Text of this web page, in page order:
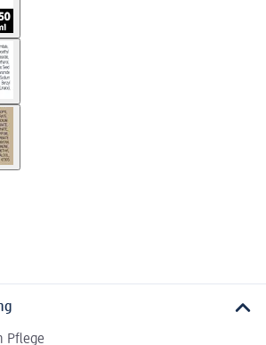
Pflege